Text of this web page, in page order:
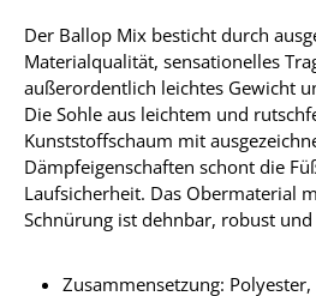
Der Ballop Mix besticht durch
Materialqualität, sensationelles
außerordentlich leichtes Gewicht
Die Sohle aus leichtem und
Kunststoffschaum mit
Dämpfeigenschaften schont die
Laufsicherheit. Das Obermaterial
Schnürung ist dehnbar, robust
Zusammensetzung: Polyester,